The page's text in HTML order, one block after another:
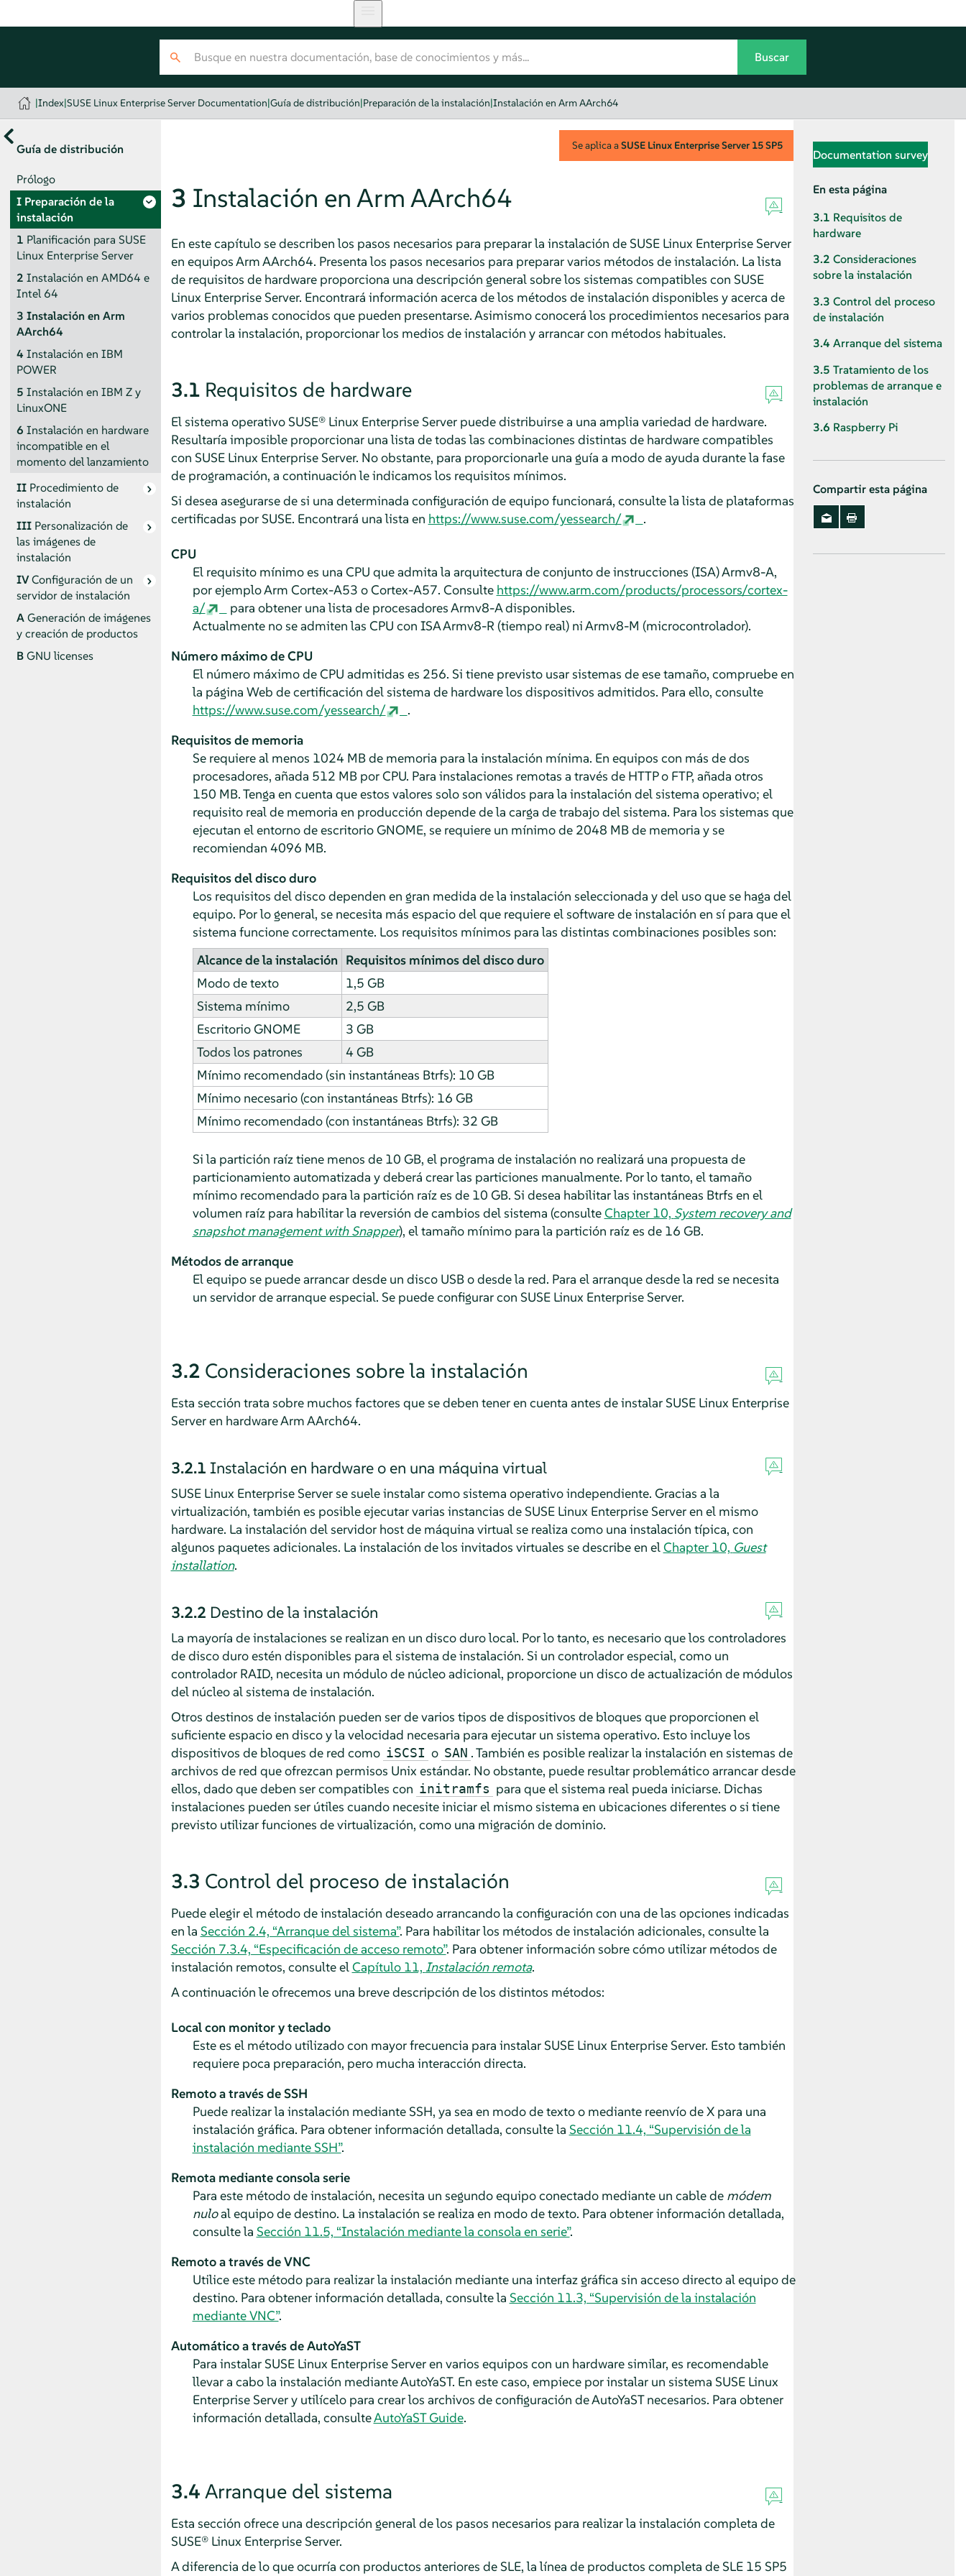
|Index|SUSE Linux Enterprise Server Documentation|Guía de distribución|Preparación de la instalación|Instalación en Arm AArch64
Guía de distribución
Prólogo
I Preparación de la
instalación
1 Planificación para SUSE
Linux Enterprise Server
2 Instalación en AMD64 e
Intel 64
3 Instalación en Arm
AArch64
4 Instalación en IBM
POWER
5 Instalación en IBM Z y
LinuxONE
6 Instalación en hardware
incompatible en el
momento del lanzamiento
II Procedimiento de
instalación
III Personalización de
las imágenes de
instalación
IVConfiguración de un
servidor de instalación
AGeneración de imágenes
y creación de productos
BGNU licenses
Se aplica aSUSE Linux Enterprise Server 15 SP5
3 Instalación en Arm AArch64
En este capítulo se describen los pasos necesarios para preparar la instalación de SUSE Linux Enterprise Server
en equipos Arm AArch64. Presenta los pasos necesarios para preparar varios métodos de instalación. La lista
de requisitos de hardware proporciona una descripción general sobre los sistemas compatibles con SUSE
Linux Enterprise Server. Encontrará información acerca de los métodos de instalación disponibles y acerca de
varios problemas conocidos que pueden presentarse. Asimismo conocerá los procedimientos necesarios para
controlar la instalación, proporcionar los medios de instalación y arrancar con métodos habituales.
3.1 Requisitos de hardware
El sistema operativo SUSE® Linux Enterprise Serverpuede distribuirse a una amplia variedad de hardware.
Resultaría imposible proporcionar una lista de todas las combinaciones distintas de hardware compatibles
con SUSE Linux Enterprise Server. No obstante, para proporcionarle una guía a modo de ayuda durante la fase
de programación, a continuación le indicamos los requisitos mínimos.
Si desea asegurarse de si una determinada configuración de equipo funcionará, consulte la lista de plataformas
certificadas por SUSE. Encontrará una lista en https://www.suse.com/yessearch/ .
CPU
El requisito mínimo es una CPU que admita la arquitectura de conjunto de instrucciones (ISA) Armv8-A,
por ejemplo Arm Cortex-A53 o Cortex-A57. Consulte https://www.arm.com/products/processors/cortex-
a/
para obtener una lista de procesadores Armv8-A disponibles.
Actualmente no se admiten las CPU con ISA Armv8-R (tiempo real) ni Armv8-M (microcontrolador).
Número máximo de CPU
El número máximo de CPU admitidas es 256. Si tiene previsto usar sistemas de ese tamaño, compruebe en
la página Web de certificación del sistema de hardware los dispositivos admitidos. Para ello, consulte
https://www.suse.com/yessearch/
.
Requisitos de memoria
Se requiere al menos 1024 MB de memoria para la instalación mínima. En equipos con más de dos
procesadores, añada 512 MB por CPU. Para instalaciones remotas a través de HTTP o FTP, añada otros
150 MB. Tenga en cuenta que estos valores solo son válidos para la instalación del sistema operativo; el
requisito real de memoria en producción depende de la carga de trabajo del sistema. Para los sistemas que
ejecutan el entorno de escritorio GNOME, se requiere un mínimo de 2048 MB de memoria y se
recomiendan 4096 MB.
Requisitos del disco duro
Los requisitos del disco dependen en gran medida de la instalación seleccionada y del uso que se haga del
equipo. Por lo general, se necesita más espacio del que requiere el software de instalación en sí para que el
sistema funcione correctamente. Los requisitos mínimos para las distintas combinaciones posibles son:
Alcance de la instalación Requisitos mínimos del disco duro
Modo de texto
1,5 GB
Sistema mínimo
2,5 GB
Escritorio GNOME
3 GB
Todos los patrones
4 GB
Mínimo recomendado (sin instantáneas Btrfs): 10 GB
Mínimo necesario (con instantáneas Btrfs): 16 GB
Mínimo recomendado (con instantáneas Btrfs): 32 GB
Si la partición raíz tiene menos de 10 GB, el programa de instalación no realizará una propuesta de
particionamiento automatizada y deberá crear las particiones manualmente. Por lo tanto, el tamaño
mínimo recomendado para la partición raíz es de 10 GB. Si desea habilitar las instantáneas Btrfs en el
volumen raíz para habilitar la reversión de cambios del sistema (consulteChapter 10, System recovery and
snapshot management with Snapper), el tamaño mínimo para la partición raíz es de 16 GB.
Métodos de arranque
El equipo se puede arrancar desde un disco USB o desde la red. Para el arranque desde la red se necesita
un servidor de arranque especial. Se puede configurar con SUSE Linux Enterprise Server.
3.2 Consideraciones sobre la instalación
Esta sección trata sobre muchos factores que se deben tener en cuenta antes de instalar SUSE Linux Enterprise
Serveren hardware Arm AArch64.
3.2.1 Instalación en hardware o en una máquina virtual
SUSE Linux Enterprise Serverse suele instalar como sistema operativo independiente. Gracias a la
virtualización, también es posible ejecutar varias instancias de SUSE Linux Enterprise Serveren el mismo
hardware. La instalación del servidor host de máquina virtual se realiza como una instalación típica, con
algunos paquetes adicionales. La instalación de los invitados virtuales se describe en elChapter 10, Guest
installation.
3.2.2 Destino de la instalación
La mayoría de instalaciones se realizan en un disco duro local. Por lo tanto, es necesario que los controladores
de disco duro estén disponibles para el sistema de instalación. Si un controlador especial, como un
controlador RAID, necesita un módulo de núcleo adicional, proporcione un disco de actualización de módulos
del núcleo al sistema de instalación.
Otros destinos de instalación pueden ser de varios tipos de dispositivos de bloques que proporcionen el
suficiente espacio en disco y la velocidad necesaria para ejecutar un sistema operativo. Esto incluye los
dispositivos de bloques de red como iSCSI o SAN . También es posible realizar la instalación en sistemas de
archivos de red que ofrezcan permisos Unix estándar. No obstante, puede resultar problemático arrancar desde
ellos, dado que deben ser compatibles con initramfs para que el sistema real pueda iniciarse. Dichas
instalaciones pueden ser útiles cuando necesite iniciar el mismo sistema en ubicaciones diferentes o si tiene
previsto utilizar funciones de virtualización, como una migración de dominio.
3.3 Control del proceso de instalación
Puede elegir el método de instalación deseado arrancando la configuración con una de las opciones indicadas
en la Sección 2.4, “Arranque del sistema”. Para habilitar los métodos de instalación adicionales, consulte la
Sección 7.3.4, “Especificación de acceso remoto”. Para obtener información sobre cómo utilizar métodos de
instalación remotos, consulte elCapítulo 11, Instalación remota.
A continuación le ofrecemos una breve descripción de los distintos métodos:
Local con monitor y teclado
Este es el método utilizado con mayor frecuencia para instalar SUSE Linux Enterprise Server. Esto también
requiere poca preparación, pero mucha interacción directa.
Remoto a través de SSH
Puede realizar la instalación mediante SSH, ya sea en modo de texto o mediante reenvío de X para una
instalación gráfica. Para obtener información detallada, consulte la Sección 11.4, “Supervisión de la
instalación mediante SSH”.
Remota mediante consola serie
Para este método de instalación, necesita un segundo equipo conectado mediante un cable de módem
nuloal equipo de destino. La instalación se realiza en modo de texto. Para obtener información detallada,
consulte la Sección 11.5, “Instalación mediante la consola en serie”.
Remoto a través de VNC
Utilice este método para realizar la instalación mediante una interfaz gráfica sin acceso directo al equipo de
destino. Para obtener información detallada, consulte la Sección 11.3, “Supervisión de la instalación
mediante VNC”.
Automático a través de AutoYaST
Para instalar SUSE Linux Enterprise Serveren varios equipos con un hardware similar, es recomendable
llevar a cabo la instalación mediante AutoYaST. En este caso, empiece por instalar un sistema SUSE Linux
Enterprise Servery utilícelo para crear los archivos de configuración de AutoYaST necesarios. Para obtener
información detallada, consulteAutoYaST Guide.
3.4 Arranque del sistema
Esta sección ofrece una descripción general de los pasos necesarios para realizar la instalación completa de
SUSE® Linux Enterprise Server.
A diferencia de lo que ocurría con productos anteriores de SLE, la línea de productos completa de SLE 15 SP5
Documentation survey
En esta página
3.1 Requisitos de
hardware
3.2 Consideraciones
sobre la instalación
3.3 Control del proceso
de instalación
3.4 Arranque del sistema
3.5 Tratamiento de los
problemas de arranque e
instalación
3.6 Raspberry Pi
Compartir esta página